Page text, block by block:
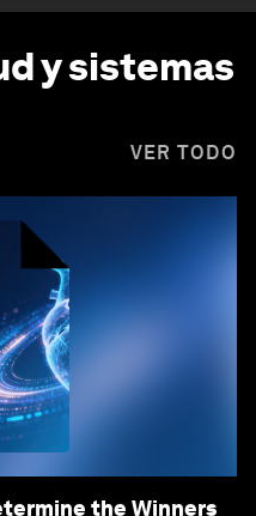
y sistemas
VER TODO
the Winners